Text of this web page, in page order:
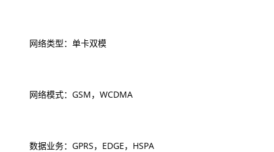
网络类型：单卡双模
网络模式：GSM，WCDMA
数据业务：GPRS，EDGE，HSPA